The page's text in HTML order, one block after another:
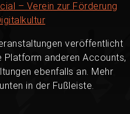
– Verein zur Förderung
veröffentlicht
anderen Accounts,
ebenfalls an. Mehr
in der Fußleiste.